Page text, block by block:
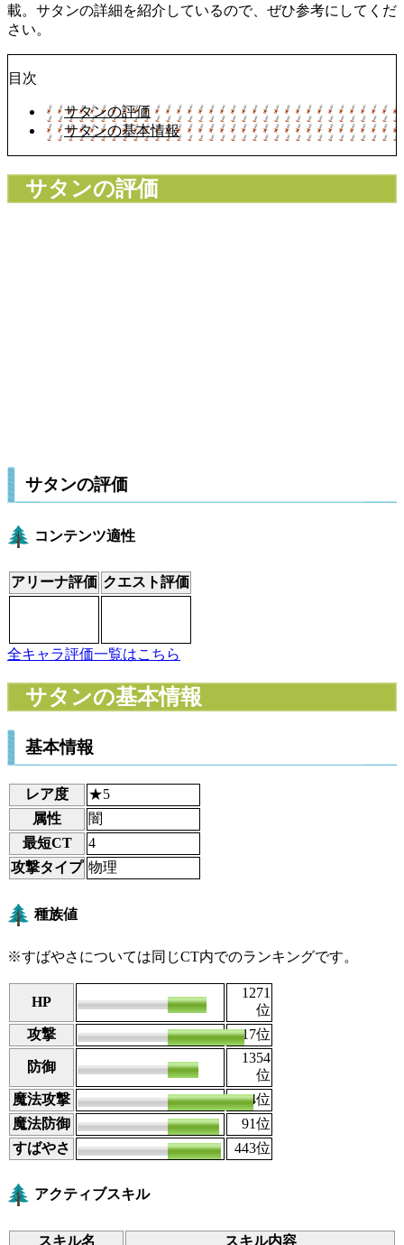
載。サタンの詳細を紹介しているので、ぜひ参考にしてくだ
さい。
目次
サタンの評価
サタンの基本情報
サタンの評価
サタンの評価
コンテンツ適性
アリーナ評価 クエスト評価
全キャラ評価一覧はこちら
サタンの基本情報
基本情報
レア度
★5
属性
闇
最短CT
4
攻撃タイプ 物理
種族値
※すばやさについては同じCT内でのランキングです。
HP 80
1271
位
攻撃
160 17位
防御 70
1354
位
魔法攻撃
170 4位
魔法防御
130 91位
すばやさ
80 443位
アクティブスキル
スキル名 スキル内容